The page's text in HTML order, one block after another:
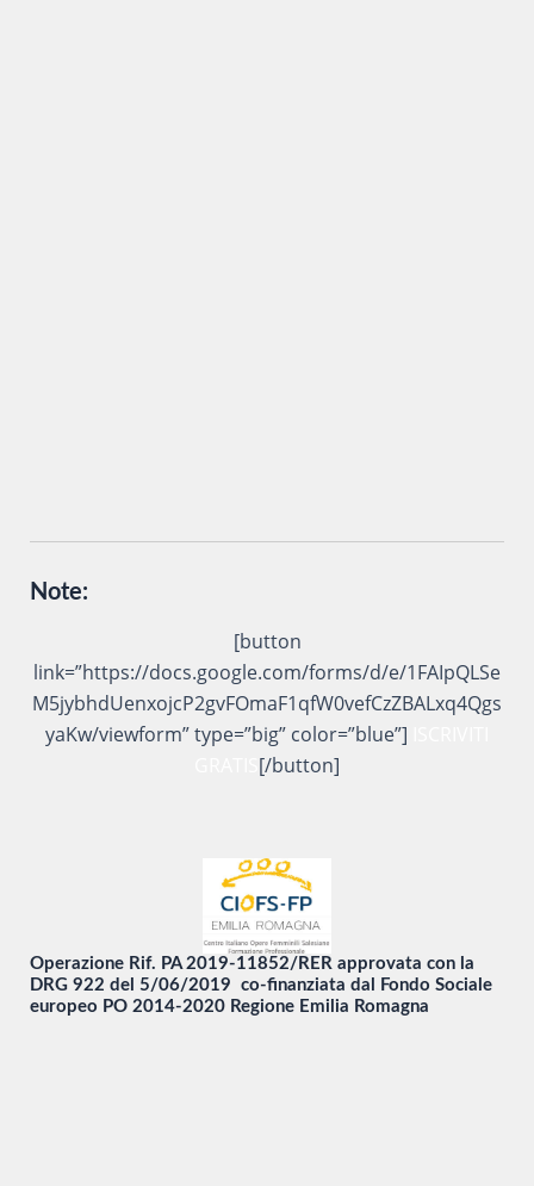
Note:
[button
link=”https://docs.google.com/forms/d/e/1FAIpQLSe
M5jybhdUenxojcP2gvFOmaF1qfW0vefCzZBALxq4Qgs
yaKw/viewform” type=”big” color=”blue”]
[/button]
Operazione Rif. PA 2019-11852/RER approvata con la
DRG 922 del 5/06/2019 co-finanziata dal Fondo Sociale
europeo PO 2014-2020 Regione Emilia Romagna